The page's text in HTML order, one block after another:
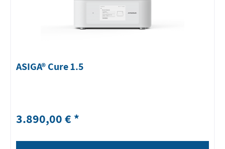
ASIGA® Cure 1.5
3.890,00 € *